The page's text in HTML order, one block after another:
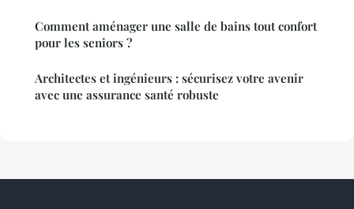
Comment aménager une salle de bains tout confort
pour les seniors ?
Architectes et ingénieurs : sécurisez votre avenir
avec une assurance santé robuste